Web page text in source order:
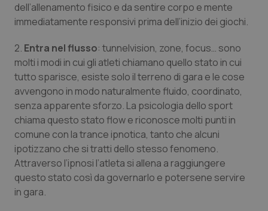
Provincia Autonoma di Trento
Puglia
Sardegna
Sicilia
Toscana
Umbria
Ipertensione & Scompenso
Malattie rare
Malattia di Crohn & Rettocolite Ulcerosa
Neuroscienze & patologie neurodegenerative
Obesità
Oftalmologia
dell’allenamento fisico e da sentire corpo e mente
immediatamente responsivi prima dell’inizio dei giochi.
2. Entra nel flusso: tunnelvision, zone, focus… sono
molti i modi in cui gli atleti chiamano quello stato in cui
tutto sparisce, esiste solo il terreno di gara e le cose
avvengono in modo naturalmente fluido, coordinato,
senza apparente sforzo. La psicologia dello sport
chiama questo stato flow e riconosce molti punti in
comune con la trance ipnotica, tanto che alcuni
ipotizzano che si tratti dello stesso fenomeno.
Attraverso l’ipnosi l’atleta si allena a raggiungere
questo stato così da governarlo e potersene servire
in gara.